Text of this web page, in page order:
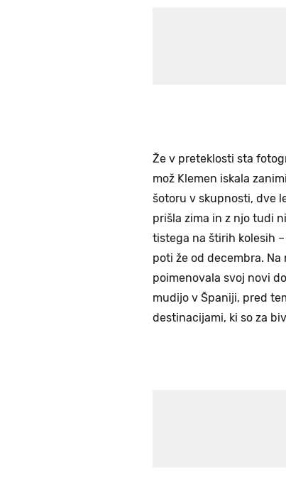
Že v preteklosti sta
mož Klemen iskala
šotoru v skupnosti, dve
prišla zima in z njo tudi
tistega na štirih kolesih
poti že od decembra.
poimenovala svoj novi
mudijo v Španiji, pred
destinacijami, ki so za